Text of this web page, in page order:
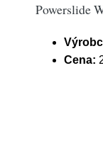
Powerslide
Cena: